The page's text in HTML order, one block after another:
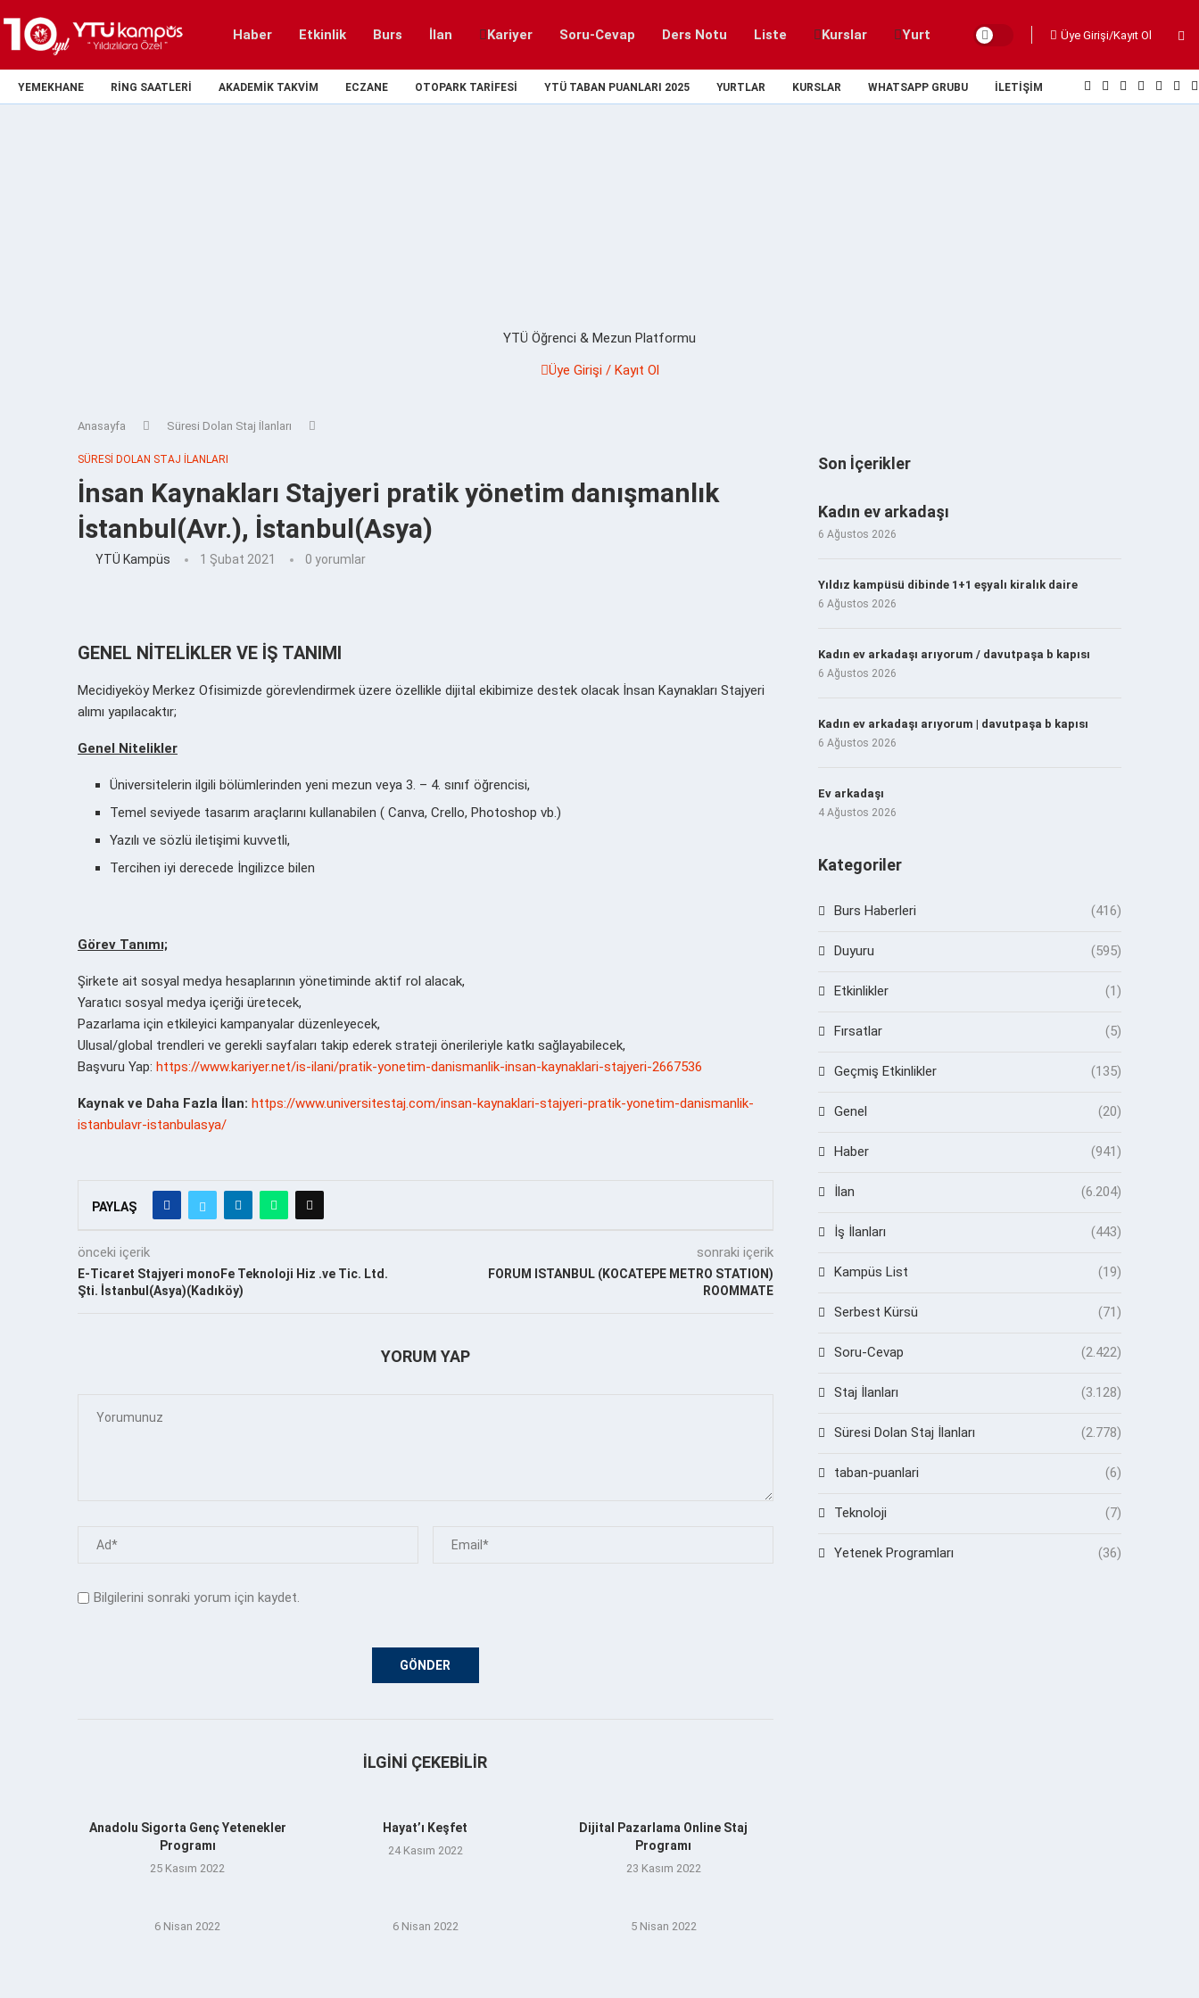
Haber Etkinlik Burs İlan Kariyer Soru-Cevap Ders Notu Liste Kurslar Yurt Üye Girişi/Kayıt Ol
YEMEKHANE RING SAATLERI AKADEMIK TAKVIM ECZANE OTOPARK TARIFESI YTÜ TABAN PUANLARI 2025 YURTLAR KURSLAR WHATSAPP GRUBU İLETIŞIM
YTÜ Öğrenci & Mezun Platformu
Üye Girişi / Kayıt Ol
Anasayfa Süresi Dolan Staj İlanları
SÜRESI DOLAN STAJ İLANLARI
İnsan Kaynakları Stajyeri pratik yönetim danışmanlık
İstanbul(Avr.), İstanbul(Asya)
YTÜ Kampüs 1 Şubat 2021 0 yorumlar
GENEL NİTELİKLER VE İŞ TANIMI
Mecidiyeköy Merkez Ofisimizde görevlendirmek üzere özellikle dijital ekibimize destek olacak İnsan Kaynakları Stajyeri
alımı yapılacaktır;
Genel Nitelikler
Üniversitelerin ilgili bölümlerinden yeni mezun veya 3. – 4. sınıf öğrencisi,
Temel seviyede tasarım araçlarını kullanabilen ( Canva, Crello, Photoshop vb.)
Yazılı ve sözlü iletişimi kuvvetli,
Tercihen iyi derecede İngilizce bilen
Görev Tanımı;
Şirkete ait sosyal medya hesaplarının yönetiminde aktif rol alacak,
Yaratıcı sosyal medya içeriği üretecek,
Pazarlama için etkileyici kampanyalar düzenleyecek,
Ulusal/global trendleri ve gerekli sayfaları takip ederek strateji önerileriyle katkı sağlayabilecek,
Başvuru Yap: https://www.kariyer.net/is-ilani/pratik-yonetim-danismanlik-insan-kaynaklari-stajyeri-2667536
Kaynak ve Daha Fazla İlan: https://www.universitestaj.com/insan-kaynaklari-stajyeri-pratik-yonetim-danismanlik-
istanbulavr-istanbulasya/
PAYLAŞ
önceki içerik
E-Ticaret Stajyeri monoFe Teknoloji Hiz .ve Tic. Ltd.
Şti. İstanbul(Asya)(Kadıköy)
sonraki içerik
FORUM ISTANBUL (KOCATEPE METRO STATION)
ROOMMATE
YORUM YAP
Bilgilerini sonraki yorum için kaydet.
İLGINI ÇEKEBILIR
Anadolu Sigorta Genç Yetenekler
Programı
25 Kasım 2022
Hayat’ı Keşfet
24 Kasım 2022
Dijital Pazarlama Online Staj
Programı
23 Kasım 2022
6 Nisan 2022 6 Nisan 2022 5 Nisan 2022
Son İçerikler
Kadın ev arkadaşı
6 Ağustos 2026
Yıldız kampüsü dibinde 1+1 eşyalı kiralık daire
6 Ağustos 2026
Kadın ev arkadaşı arıyorum / davutpaşa b kapısı
6 Ağustos 2026
Kadın ev arkadaşı arıyorum | davutpaşa b kapısı
6 Ağustos 2026
Ev arkadaşı
4 Ağustos 2026
Kategoriler
Burs Haberleri (416)
Duyuru (595)
Etkinlikler (1)
Fırsatlar (5)
Geçmiş Etkinlikler (135)
Genel (20)
Haber (941)
İlan (6.204)
İş İlanları (443)
Kampüs List (19)
Serbest Kürsü (71)
Soru-Cevap (2.422)
Staj İlanları (3.128)
Süresi Dolan Staj İlanları (2.778)
taban-puanlari (6)
Teknoloji (7)
Yetenek Programları (36)